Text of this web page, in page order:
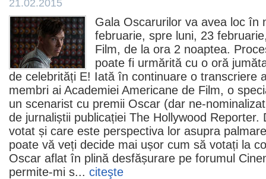
21.02.2015
Gala Oscarurilor va avea loc în
februarie, spre luni, 23
Film, de la ora 2 noaptea.
poate fi urmărită cu o oră
de celebrități E! Iată în continuare o transcriere
membri ai Academiei Americane de Film, o
un scenarist cu premii Oscar (dar ne-
de jurnaliștii publicației The Hollywood Reporter.
votat și care este perspectiva lor asupra
poate vă veți decide mai ușor cum să votați la
Oscar aflat în plină desfășurare pe forumul
permite-mi s... citeşte